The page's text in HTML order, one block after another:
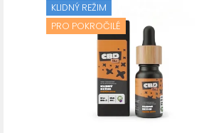
KLIDNÝ REŽIM
PRO POKROČILÉ